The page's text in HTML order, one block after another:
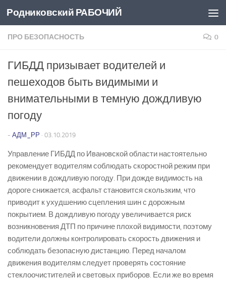
Перейти к содержимому
Родниковский РАБОЧИЙ
ПРО БЕЗОПАСНОСТЬ 0
ГИБДД призывает водителей и
пешеходов быть видимыми и
внимательными в темную дождливую
погоду
- АДМ_РР · 03.10.2019
Управление ГИБДД по Ивановской области настоятельно
рекомендует водителям соблюдать скоростной режим при
движении в дождливую погоду. При дожде видимость на
дороге снижается, асфальт становится скользким, что
приводит к ухудшению сцепления шин с дорожным
покрытием. В дождливую погоду увеличивается риск
возникновения ДТП по причине плохой видимости, поэтому
водители должны контролировать скорость движения и
соблюдать безопасную дистанцию. Перед началом
движения водителям следует проверять состояние
стеклоочистителей и световых приборов. Если же во время